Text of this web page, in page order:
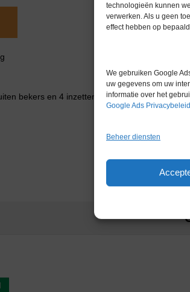
technologieën kunnen
verwerken. Als u geen
effect hebben op
We gebruiken Google
uw gegevens om uw
informatie over het
Google Ads Privacybeleid
Beheer diensten
bekers en 4 inzetten ieder voor 7 buizen 17